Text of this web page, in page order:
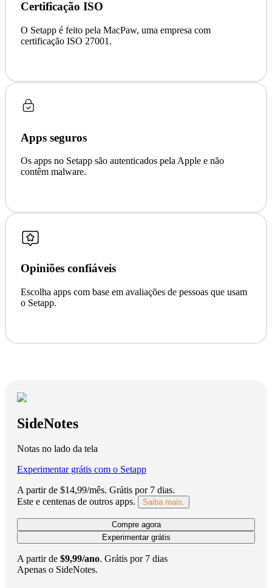
Certificação ISO
O Setapp é feito pela MacPaw, uma empresa com
certificação ISO 27001.
Apps seguros
Os apps no Setapp são autenticados pela Apple e não
contêm malware.
Opiniões confiáveis
Escolha apps com base em avaliações de pessoas que usam
o Setapp.
SideNotes
Notas no lado da tela
Experimentar grátis com o Setapp
A partir de $14,99/mês. Grátis por 7 dias.
Este e centenas de outros apps.
Saiba mais.
Compre agora
Experimentar grátis
A partir de $9,99/ano. Grátis por 7 dias
Apenas o SideNotes.